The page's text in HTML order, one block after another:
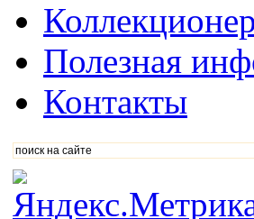
Полезная
Контакты